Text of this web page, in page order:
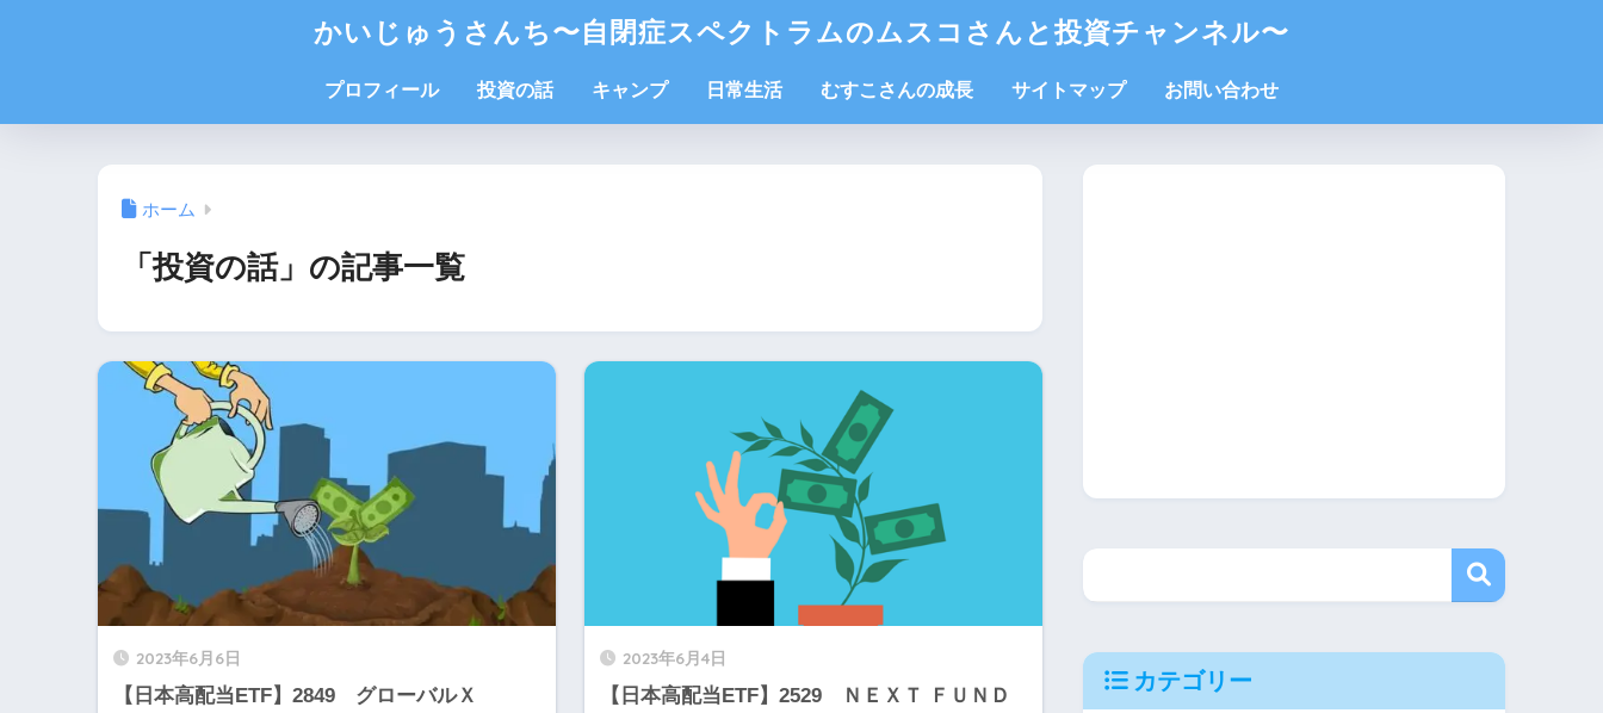
かいじゅうさんち〜自閉症スペクトラムのムスコさんと投資チャンネル〜
プロフィール 投資の話 キャンプ 日常生活 むすこさんの成長 サイトマップ お問い合わせ
ホーム
「投資の話」の記事一覧
2023年6月6日
【日本高配当ETF】2849 グローバルＸ
2023年6月4日
【日本高配当ETF】2529 ＮＥＸＴ ＦＵＮＤ
カテゴリー